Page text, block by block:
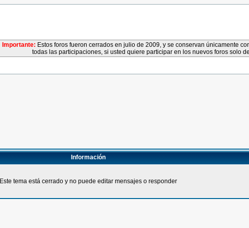
Importante: Estos foros fueron cerrados en julio de 2009, y se conservan únicamente
todas las participaciones, si usted quiere participar en los nuevos foros solo de
Información
Este tema está cerrado y no puede editar mensajes o responder